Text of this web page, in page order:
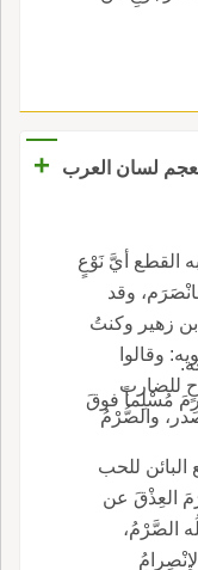
لسان العرب
+
القطع أيَّ نَوْعٍ
وقد
بن زهير وكنتُ
قال سيبويه: وقالوا
للضارب
وقيل: الصَّرم المصدر، والصُّرْمُ
مُسْلِماً فوقَ
البائن للحب
والعِذْقِ، ونحو ذلك الصِّرامُ، وقد صَرَمَ العِذْقَ عن
الصَّرْمُ،